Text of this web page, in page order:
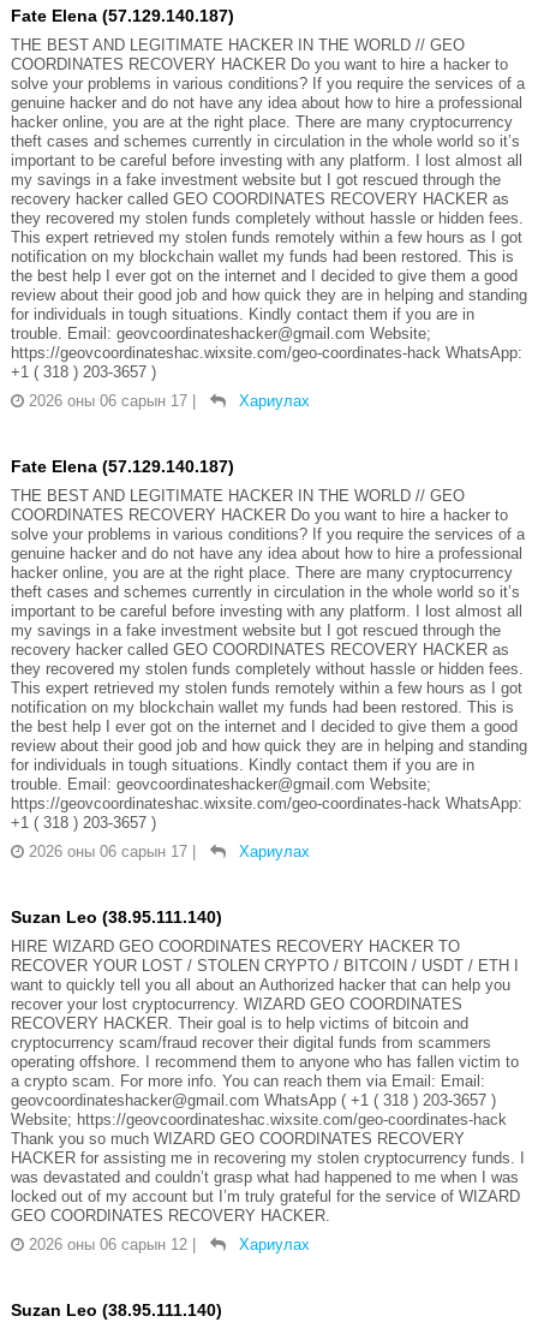
Fate Elena (57.129.140.187)
THE BEST AND LEGITIMATE HACKER IN THE WORLD // GEO
COORDINATES RECOVERY HACKER Do you want to hire a hacker to
solve your problems in various conditions? If you require the services of a
genuine hacker and do not have any idea about how to hire a professional
hacker online, you are at the right place. There are many cryptocurrency
theft cases and schemes currently in circulation in the whole world so it’s
important to be careful before investing with any platform. I lost almost all
my savings in a fake investment website but I got rescued through the
recovery hacker called GEO COORDINATES RECOVERY HACKER as
they recovered my stolen funds completely without hassle or hidden fees.
This expert retrieved my stolen funds remotely within a few hours as I got
notification on my blockchain wallet my funds had been restored. This is
the best help I ever got on the internet and I decided to give them a good
review about their good job and how quick they are in helping and standing
for individuals in tough situations. Kindly contact them if you are in
trouble. Email: geovcoordinateshacker@gmail.com Website;
https://geovcoordinateshac.wixsite.com/geo-coordinates-hack WhatsApp:
+1 ( 318 ) 203-3657 )
2026 оны 06 сарын 17 | Хариулах
Fate Elena (57.129.140.187)
THE BEST AND LEGITIMATE HACKER IN THE WORLD // GEO
COORDINATES RECOVERY HACKER Do you want to hire a hacker to
solve your problems in various conditions? If you require the services of a
genuine hacker and do not have any idea about how to hire a professional
hacker online, you are at the right place. There are many cryptocurrency
theft cases and schemes currently in circulation in the whole world so it’s
important to be careful before investing with any platform. I lost almost all
my savings in a fake investment website but I got rescued through the
recovery hacker called GEO COORDINATES RECOVERY HACKER as
they recovered my stolen funds completely without hassle or hidden fees.
This expert retrieved my stolen funds remotely within a few hours as I got
notification on my blockchain wallet my funds had been restored. This is
the best help I ever got on the internet and I decided to give them a good
review about their good job and how quick they are in helping and standing
for individuals in tough situations. Kindly contact them if you are in
trouble. Email: geovcoordinateshacker@gmail.com Website;
https://geovcoordinateshac.wixsite.com/geo-coordinates-hack WhatsApp:
+1 ( 318 ) 203-3657 )
2026 оны 06 сарын 17 | Хариулах
Suzan Leo (38.95.111.140)
HIRE WIZARD GEO COORDINATES RECOVERY HACKER TO
RECOVER YOUR LOST / STOLEN CRYPTO / BITCOIN / USDT / ETH I
want to quickly tell you all about an Authorized hacker that can help you
recover your lost cryptocurrency. WIZARD GEO COORDINATES
RECOVERY HACKER. Their goal is to help victims of bitcoin and
cryptocurrency scam/fraud recover their digital funds from scammers
operating offshore. I recommend them to anyone who has fallen victim to
a crypto scam. For more info. You can reach them via Email: Email:
geovcoordinateshacker@gmail.com WhatsApp ( +1 ( 318 ) 203-3657 )
Website; https://geovcoordinateshac.wixsite.com/geo-coordinates-hack
Thank you so much WIZARD GEO COORDINATES RECOVERY
HACKER for assisting me in recovering my stolen cryptocurrency funds. I
was devastated and couldn’t grasp what had happened to me when I was
locked out of my account but I’m truly grateful for the service of WIZARD
GEO COORDINATES RECOVERY HACKER.
2026 оны 06 сарын 12 | Хариулах
Suzan Leo (38.95.111.140)